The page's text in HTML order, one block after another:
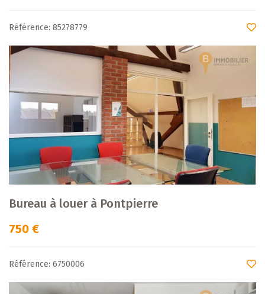
Référence: 85278779
Bureau à louer à Pontpierre
750 €
Référence: 6750006